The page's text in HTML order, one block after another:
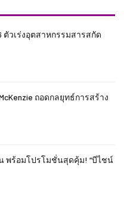
ตัวเร่งอุตสาหกรรมสารสกัด
ถอดกลยุทธ์การสร้าง
พร้อมโปรโมชั่นสุดคุ้ม! “บีไชน์